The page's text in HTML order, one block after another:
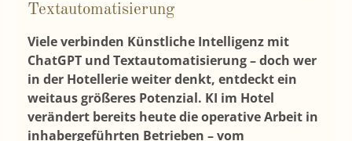
Textautomatisierung
Viele verbinden Künstliche Intelligenz mit
ChatGPT und Textautomatisierung – doch wer
in der Hotellerie weiter denkt, entdeckt ein
weitaus größeres Potenzial. KI im Hotel
verändert bereits heute die operative Arbeit in
inhabergeführten Betrieben – vom